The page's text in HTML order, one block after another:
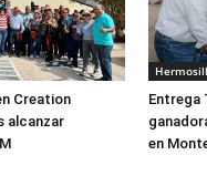
Creation
alcanzar
Entrega
en